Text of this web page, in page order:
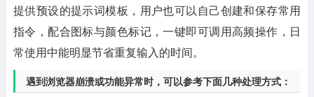
提供预设的提示词模板，用户也可以自己创建和保存常用
指令，配合图标与颜色标记，一键即可调用高频操作，日
常使用中能明显节省重复输入的时间。
遇到浏览器崩溃或功能异常时，可以参考下面几种处理方式：